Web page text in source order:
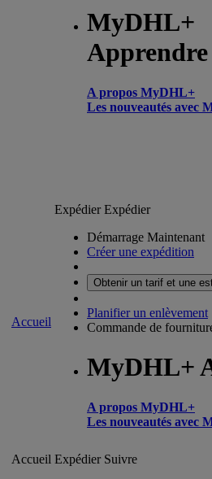
MyDHL+
Apprendre
A propos MyDHL+
Les nouveautés avec
Accueil
ExpédierExpédier
Démarrage Maintenant
Créer une expédition
Obtenir un tarif et une
Planifier un enlèvement
Commande de
MyDHL+
A propos MyDHL+
Les nouveautés avec
Accueil Expédier Suivre